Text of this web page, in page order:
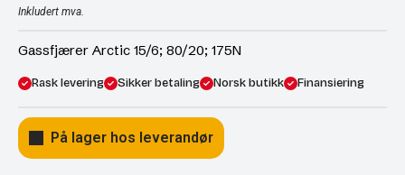
Inkludert mva.
Gassfjærer Arctic 15/6; 80/20; 175N
Rask levering Sikker betaling Norsk butikk Finansiering
På lager hos leverandør